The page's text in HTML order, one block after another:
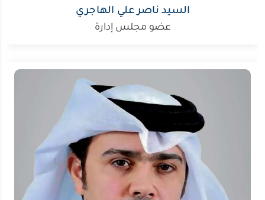
السيد ناصر علي الهاجري
عضو مجلس إدارة